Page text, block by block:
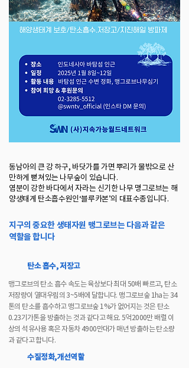
동남아의 큰 강 하구, 바닷가를 가면 뿌리가 물밖으로 산
만하게 뻗쳐있는 나무숲이 있습니다.
염분이 강한 바다에서 자라는 신기한 나무 맹그로브는 해
양생태계 탄소흡수원인‘블루카본’의 대표수종입니다.
지구의 중요한 생태자원 맹그로브는 다음과 같은
역할을 합니다
탄소 흡수, 저장고
맹그로브의 탄소 흡수 속도는 육상보다 최대 50배 빠르고, 탄소
저장량이 열대우림의 3~5배에 달합니다. 맹그로브숲 1ha는 34
톤의 탄소를 흡수하고 맹그로브숲 1%가 없어지는 것은 탄소
0.23기가톤을 방출하는 것과 같다고 해요. 5억2000만 배럴 이
상의 석유사용 혹은 자동차 4900만대가 매년 방출하는 탄소량
과 같다고 합니다.
수질정화,개선역할